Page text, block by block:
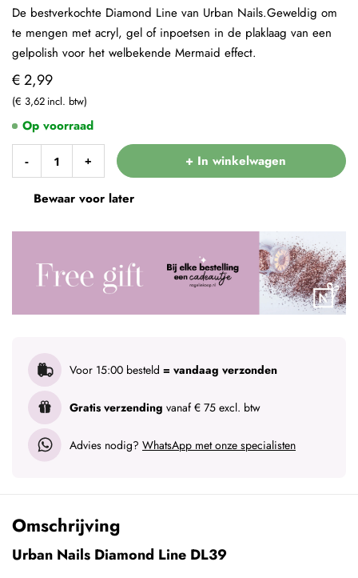
€ 2,99
€ 3,62
- + + In winkelwagen
Bewaar voor later
Voor 15:00 besteld = vandaag verzonden
Gratis verzending vanaf € 75 excl. btw
Advies nodig? WhatsApp met onze specialisten
Op voorraad
De bestverkochte Diamond Line van Urban Nails.Geweldig om
te mengen met acryl, gel of inpoetsen in de plaklaag van een
gelpolish voor het welbekende Mermaid effect.
Omschrijving
Urban Nails Diamond Line DL39